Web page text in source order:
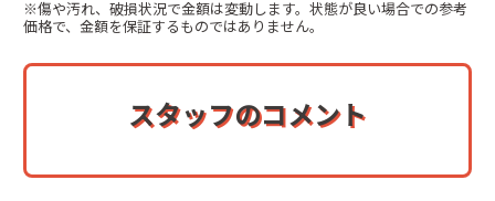
※傷や汚れ、破損状況で金額は変動します。状態が良い場合での参考
価格で、金額を保証するものではありません。
スタッフのコメント